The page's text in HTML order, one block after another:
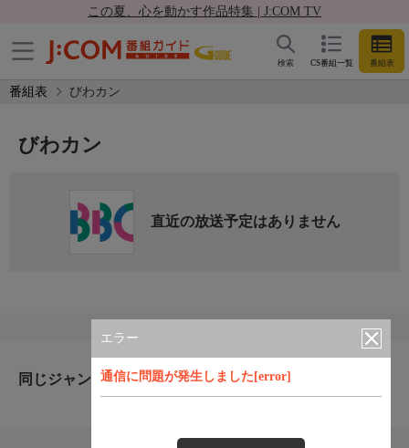
この夏、心を動かす作品特集 | J:COM TV
CS番組一覧 番組表
検索
番組表 びわカン
エラー
通信に問題が発生しました[error]
びわカン
直近の放送予定はありません
同じジャンルのおすすめ番組